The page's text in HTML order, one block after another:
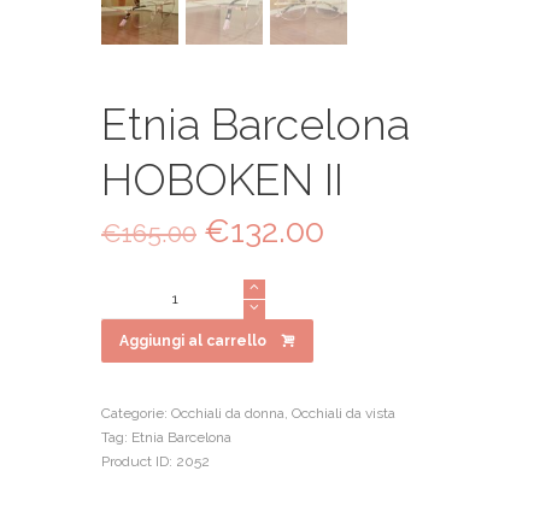
Etnia Barcelona
HOBOKEN II
€165.00 Il
prezzo
originale
era:
€165.00.
€132.00
HOBOKEN
II
Aggiungi al carrello
Categorie: Occhiali da donna, Occhiali da vista
Tag: Etnia Barcelona
Product ID: 2052